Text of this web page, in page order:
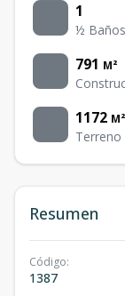
1
½ Baños
791 M²
1172 M²
Terreno
Resumen
Código:
1387